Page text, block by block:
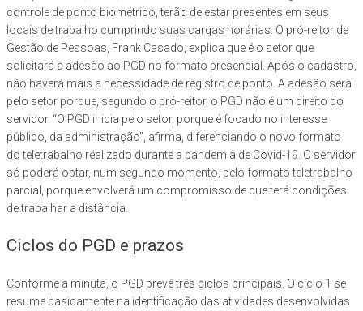
controle de ponto biométrico, terão de estar presentes em seus
locais de trabalho cumprindo suas cargas horárias. O pró-reitor de
Gestão de Pessoas, Frank Casado, explica que é o setor que
solicitará a adesão ao PGD no formato presencial. Após o cadastro,
não haverá mais a necessidade de registro de ponto. A adesão será
pelo setor porque, segundo o pró-reitor, o PGD não é um direito do
servidor. “O PGD inicia pelo setor, porque é focado no interesse
público, da administração”, afirma, diferenciando o novo formato
do teletrabalho realizado durante a pandemia de Covid-19. O servidor
só poderá optar, num segundo momento, pelo formato teletrabalho
parcial, porque envolverá um compromisso de que terá condições
de trabalhar a distância.
Ciclos do PGD e prazos
Conforme a minuta, o PGD prevê três ciclos principais. O ciclo 1 se
resume basicamente na identificação das atividades desenvolvidas